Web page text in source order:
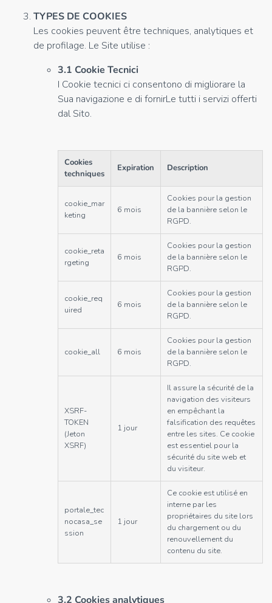
TYPES DE COOKIES
Les cookies peuvent être techniques, analytiques et
de profilage. Le Site utilise :
3.1 Cookie Tecnici
I Cookie tecnici ci consentono di migliorare la
Sua navigazione e di fornirLe tutti i servizi offerti
dal Sito.
Cookies
techniques
Expiration Description
cookie_mar
keting
6 mois
Cookies pour la gestion
de la bannière selon le
RGPD.
cookie_reta
rgeting
6 mois
Cookies pour la gestion
de la bannière selon le
RGPD.
cookie_req
uired
6 mois
Cookies pour la gestion
de la bannière selon le
RGPD.
cookie_all 6 mois
Cookies pour la gestion
de la bannière selon le
RGPD.
XSRF-
TOKEN
(Jeton
XSRF)
1 jour
Il assure la sécurité de la
navigation des visiteurs
en empêchant la
falsification des requêtes
entre les sites. Ce cookie
est essentiel pour la
sécurité du site web et
du visiteur.
portale_tec
nocasa_se
ssion
1 jour
Ce cookie est utilisé en
interne par les
propriétaires du site lors
du chargement ou du
renouvellement du
contenu du site.
3.2 Cookies analytiques